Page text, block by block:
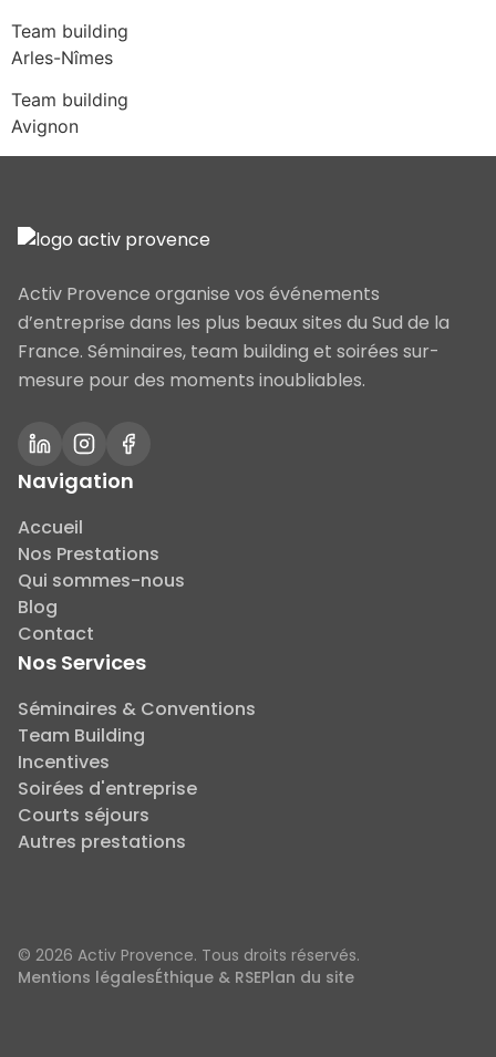
Team building
Arles-Nîmes
Team building
Avignon
Activ Provence organise vos événements
d’entreprise dans les plus beaux sites du Sud de la
France. Séminaires, team building et soirées sur-
mesure pour des moments inoubliables.
Navigation
Accueil
Nos Prestations
Qui sommes-nous
Blog
Contact
Nos Services
Séminaires & Conventions
Team Building
Incentives
Soirées d'entreprise
Courts séjours
Autres prestations
© 2026 Activ Provence. Tous droits réservés.
Mentions légalesÉthique & RSEPlan du site